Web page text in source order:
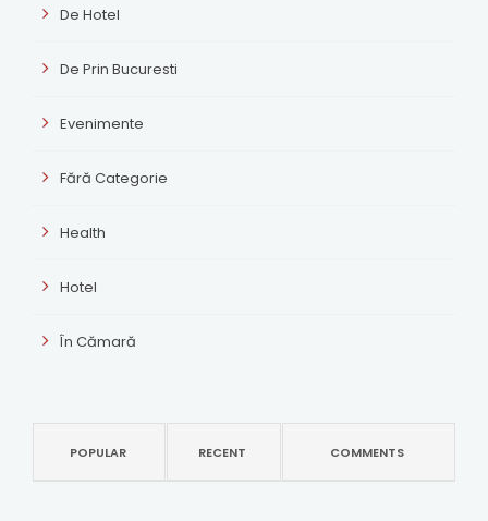
De Hotel
De Prin Bucuresti
Evenimente
Fără Categorie
Health
Hotel
În Cămară
POPULAR RECENT COMMENTS